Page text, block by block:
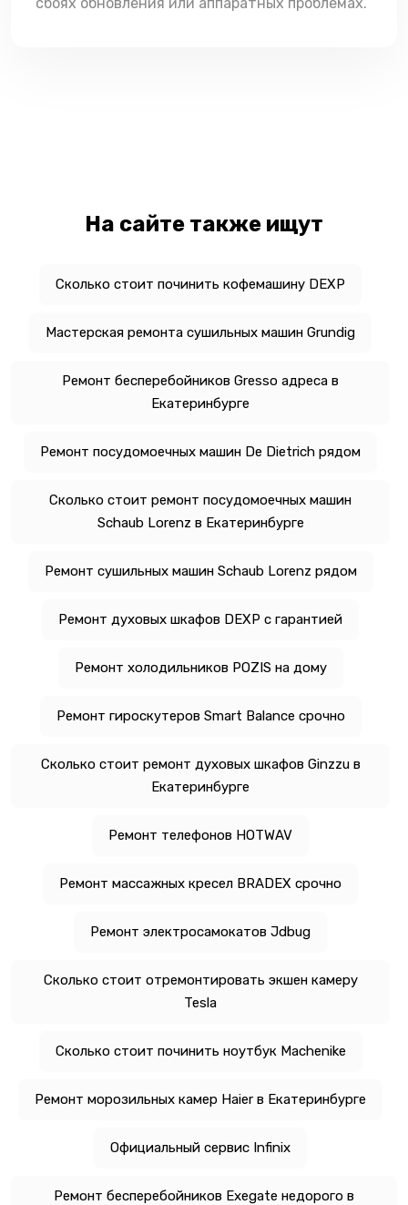
На сайте также ищут
Сколько стоит починить кофемашину DEXP
Мастерская ремонта сушильных машин Grundig
Ремонт бесперебойников Gresso адреса в
Екатеринбурге
Ремонт посудомоечных машин De Dietrich рядом
Сколько стоит ремонт посудомоечных машин
Schaub Lorenz в Екатеринбурге
Ремонт сушильных машин Schaub Lorenz рядом
Ремонт духовых шкафов DEXP с гарантией
Ремонт холодильников POZIS на дому
Ремонт гироскутеров Smart Balance срочно
Сколько стоит ремонт духовых шкафов Ginzzu в
Екатеринбурге
Ремонт телефонов HOTWAV
Ремонт массажных кресел BRADEX срочно
Ремонт электросамокатов Jdbug
Сколько стоит отремонтировать экшен камеру
Tesla
Сколько стоит починить ноутбук Machenike
Ремонт морозильных камер Haier в Екатеринбурге
Официальный сервис Infinix
Ремонт бесперебойников Exegate недорого в